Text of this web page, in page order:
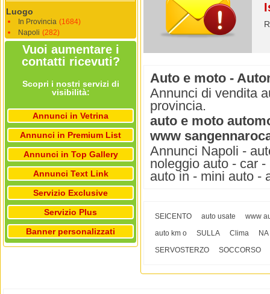
Luogo
In Provincia (1684)
Napoli (282)
Vuoi aumentare i
contatti ricevuti?
Scopri i nostri servizi di
visibilità:
Annunci in Vetrina
Annunci in Premium List
Annunci in Top Gallery
Annunci Text Link
Servizio Exclusive
Servizio Plus
Banner personalizzati
Auto e moto -
Annunci di vendita
provincia.
auto e moto
www
Annunci Napoli -
noleggio auto - car
auto in - mini auto -
SEICENTO auto usate
www
auto km o
SULLA Clima
NA
SERVOSTERZO
SOCCORSO